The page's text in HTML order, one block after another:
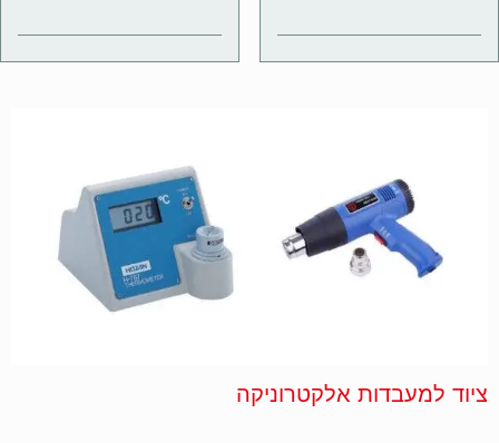
ציוד למעבדות אלקטרוניקה